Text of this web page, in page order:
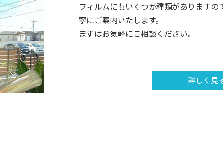
フィルムにもいくつか種類があります
寧にご案内いたします。
まずはお気軽にご相談ください。
詳しく見